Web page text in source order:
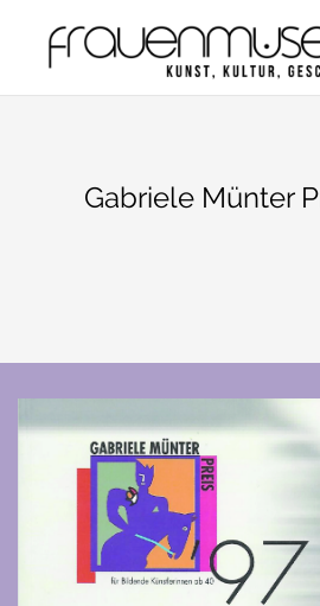
springen
Gabriele Münter